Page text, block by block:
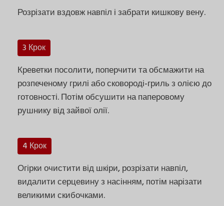
Розрізати вздовж навпіл і забрати кишкову вену.
3 Крок
Креветки посолити, поперчити та обсмажити на
розпеченому грилі або сковороді-гриль з олією до
готовності. Потім обсушити на паперовому
рушнику від зайвої олії.
4 Крок
Огірки очистити від шкіри, розрізати навпіл,
видалити серцевину з насінням, потім нарізати
великими скибочками.